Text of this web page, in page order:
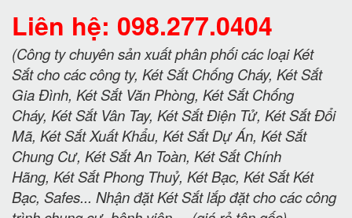
Liên hệ: 098.277.0404
(Công ty chuyên sản xuất phân phối các loại Két
Sắt cho các công ty, Két Sắt Chống Cháy, Két Sắt
Gia Đình, Két Sắt Văn Phòng, Két Sắt Chống
Cháy, Két Sắt Vân Tay, Két Sắt Điện Tử, Két Sắt Đổi
Mã, Két Sắt Xuất Khẩu, Két Sắt Dự Án, Két Sắt
Chung Cư, Két Sắt An Toàn, Két Sắt Chính
Hãng, Két Sắt Phong Thuỷ, Két Bạc, Két Sắt Két
Bạc, Safes... Nhận đặt Két Sắt lắp đặt cho các công